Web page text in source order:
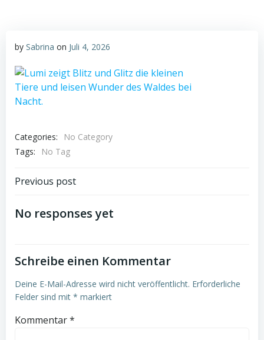
by Sabrina on Juli 4, 2026
Categories:
No Category
Tags:
No Tag
Post
navigation
Previous post
No responses yet
Schreibe einen Kommentar
Deine E-Mail-Adresse wird nicht veröffentlicht. Erforderliche
Felder sind mit * markiert
Kommentar*